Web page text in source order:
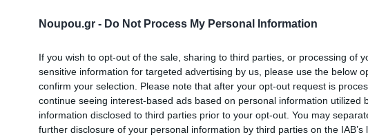
Noupou.gr - Do Not Process My Personal Information
If you wish to opt-out of the sale, sharing to third parties, or processing of
sensitive information for targeted advertising by us, please use the below
confirm your selection. Please note that after your opt-out request is
continue seeing interest-based ads based on personal information utilized
information disclosed to third parties prior to your opt-out. You may
further disclosure of your personal information by third parties on the IAB’s